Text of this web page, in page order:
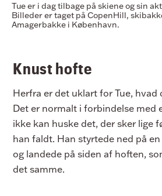
Tue er i dag tilbage på skiene og sin
Billeder er taget på CopenHill,
Amagerbakke i København.
Knust hofte
Herfra er det uklart for Tue, hvad
Det er normalt i forbindelse med
ikke kan huske det, der sker lige
han faldt. Han styrtede ned på
og landede på siden af hoften,
det samme.